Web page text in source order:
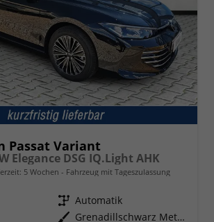
Passat Variant
Elegance DSG IQ.Light AHK
5 Wochen Fahrzeug mit Tageszulassung
Getriebe Automatik
Außenfarbe
Grenadillschwarz Metallic